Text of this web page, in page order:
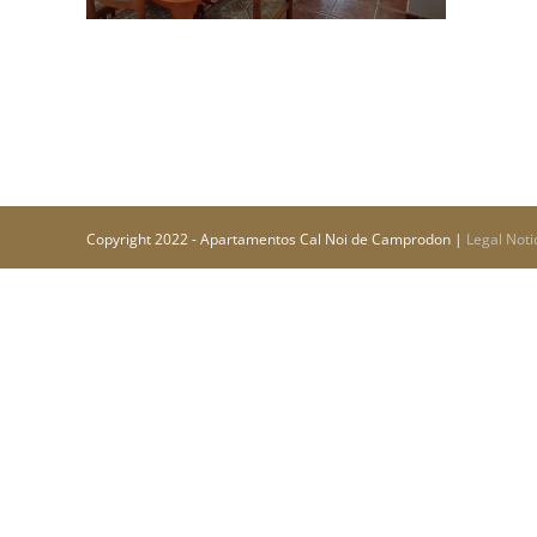
Copyright 2022 - Apartamentos Cal Noi de Camprodon | Legal